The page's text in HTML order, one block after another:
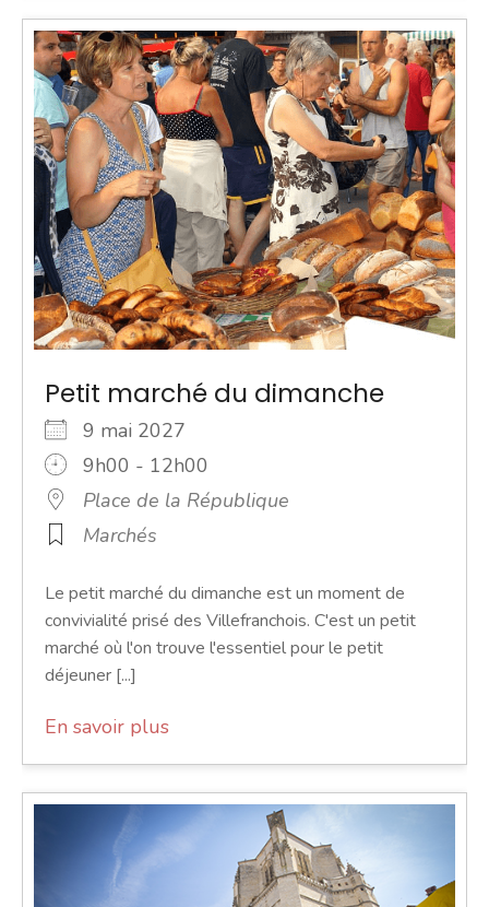
Petit marché du dimanche
9 mai 2027
9h00 - 12h00
Place de la République
Marchés
Le petit marché du dimanche est un moment de
convivialité prisé des Villefranchois. C'est un petit
marché où l'on trouve l'essentiel pour le petit
déjeuner [...]
En savoir plus